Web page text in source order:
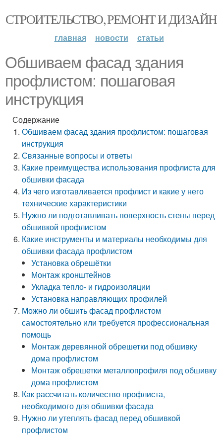
СТРОИТЕЛЬСТВО, РЕМОНТ И ДИЗАЙН
главная новости статьи
Обшиваем фасад здания
профлистом: пошаговая
инструкция
Содержание
Обшиваем фасад здания профлистом: пошаговая
инструкция
Связанные вопросы и ответы
Какие преимущества использования профлиста для
обшивки фасада
Из чего изготавливается профлист и какие у него
технические характеристики
Нужно ли подготавливать поверхность стены перед
обшивкой профлистом
Какие инструменты и материалы необходимы для
обшивки фасада профлистом
Установка обрешётки
Монтаж кронштейнов
Укладка тепло- и гидроизоляции
Установка направляющих профилей
Можно ли обшить фасад профлистом
самостоятельно или требуется профессиональная
помощь
Монтаж деревянной обрешетки под обшивку
дома профлистом
Монтаж обрешетки металлопрофиля под обшивку
дома профлистом
Как рассчитать количество профлиста,
необходимого для обшивки фасада
Нужно ли утеплять фасад перед обшивкой
профлистом